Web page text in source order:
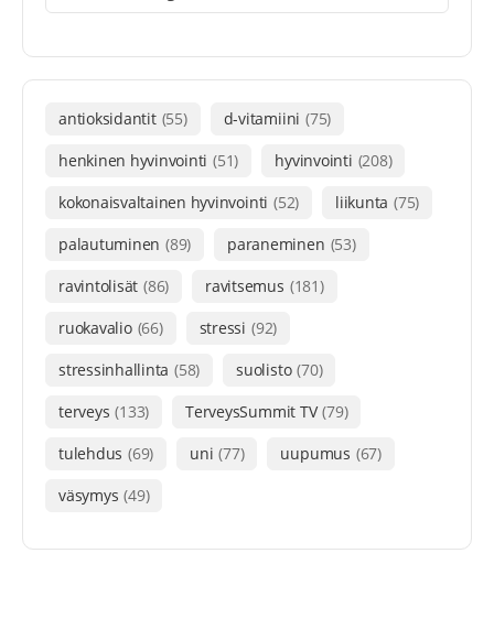
antioksidantit (55) d-vitamiini (75)
henkinen hyvinvointi (51) hyvinvointi (208)
kokonaisvaltainen hyvinvointi (52) liikunta (75)
palautuminen (89) paraneminen (53)
ravintolisät (86) ravitsemus (181)
ruokavalio (66) stressi (92)
stressinhallinta (58) suolisto (70)
terveys (133) TerveysSummit TV (79)
tulehdus (69) uni (77) uupumus (67)
väsymys (49)